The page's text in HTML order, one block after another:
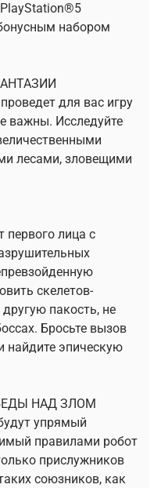
набором
для вас игру
важны. Исследуйте
лесами, зловещими
первого лица с
скелетов-
пакость, не
Бросьте вызов
найдите эпическую
НАД ЗЛОМ
упрямый
правилами робот
прислужников
союзников, как